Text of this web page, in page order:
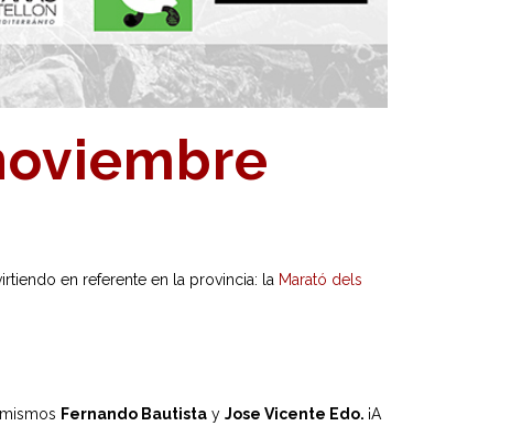
en referente en la provincia: la Marató dels
Fernando Bautista y Jose Vicente Edo. ¡A